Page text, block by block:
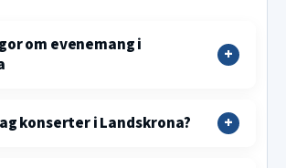
om evenemang i
konserter i Landskrona?